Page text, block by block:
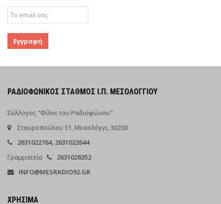
ΡΑΔΙΟΦΩΝΙΚΌΣ ΣΤΑΘΜΌΣ Ι.Π. ΜΕΣΟΛΟΓΓΊΟΥ
Σύλλογος "Φίλοι του Ραδιοφώνου"
Σταυροπούλου 31, Μεσολόγγι, 30200
2631022764, 2631022644
Γραμματεία
2631028352
INFO@MESRADIO92.GR
ΧΡΉΣΙΜΑ